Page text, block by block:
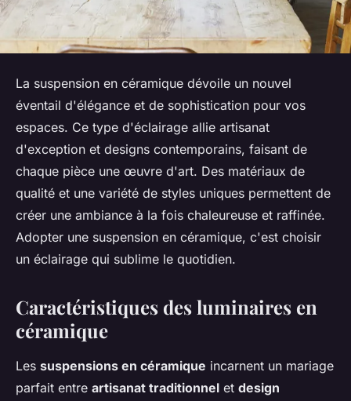
La suspension en céramique dévoile un nouvel
éventail d'élégance et de sophistication pour vos
espaces. Ce type d'éclairage allie artisanat
d'exception et designs contemporains, faisant de
chaque pièce une œuvre d'art. Des matériaux de
qualité et une variété de styles uniques permettent de
créer une ambiance à la fois chaleureuse et raffinée.
Adopter une suspension en céramique, c'est choisir
un éclairage qui sublime le quotidien.
Caractéristiques des luminaires en
céramique
Les suspensions en céramique incarnent un mariage
parfait entre artisanat traditionnel et design